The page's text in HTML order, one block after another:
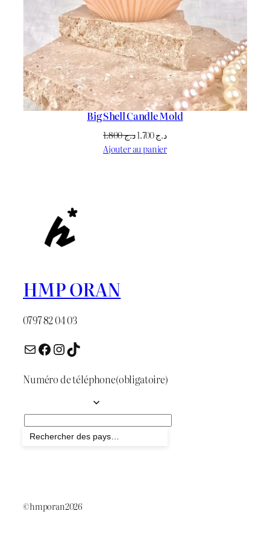
Big Shell Candle Mold
د.ج1.800
Le
prix
د.ج1.700
Le
prix
Ajouter au panier
HMP ORAN
0797 82 04 03
E-mail Facebook InstagramTikTok
Numéro de téléphone(obligatoire)
Envoyer
©hmporan2026